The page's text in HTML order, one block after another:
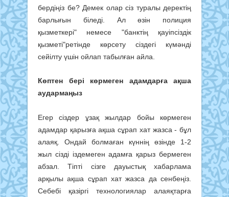
бердіңіз бе? Демек олар сіз туралы деректің
барлығын біледі. Ал өзін полиция
қызметкері" немесе "банктің қауіпсіздік
қызметі"ретінде көрсету сіздегі күмәнді
сейілту үшін ойлап табылған айла.
Көптен бері көрмеген адамдарға ақша
аудармаңыз
Егер сіздер ұзақ жылдар бойы көрмеген
адамдар қарызға ақша сұрап хат жазса - бұл
алаяқ. Ондай болмаған күннің өзінде 1-2
жыл сізді іздемеген адамға қарыз бермеген
абзал. Тіпті сізге дауыстық хабарлама
арқылы ақша сұрап хат жазса да сенбеңіз.
Себебі қазіргі технологиялар алаяқтарға